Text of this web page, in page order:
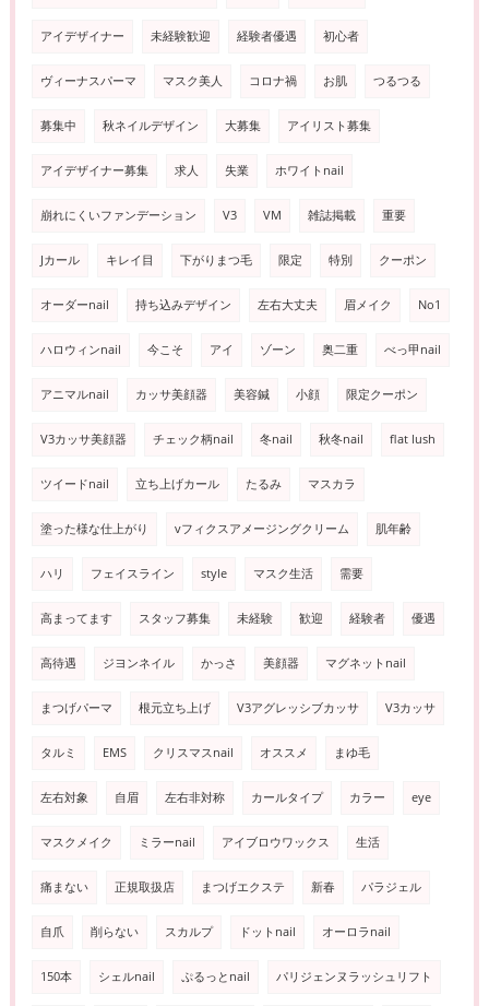
アイデザイナー 未経験歓迎 経験者優遇 初心者
ヴィーナスパーマ マスク美人 コロナ禍 お肌 つるつる
募集中 秋ネイルデザイン 大募集 アイリスト募集
アイデザイナー募集 求人 失業 ホワイトnail
崩れにくいファンデーション V3 VM 雑誌掲載 重要
Jカール キレイ目 下がりまつ毛 限定 特別 クーポン
オーダーnail 持ち込みデザイン 左右大丈夫 眉メイク No1
ハロウィンnail 今こそ アイ ゾーン 奥二重 べっ甲nail
アニマルnail カッサ美顔器 美容鍼 小顔 限定クーポン
V3カッサ美顔器 チェック柄nail 冬nail 秋冬nail flat lush
ツイードnail 立ち上げカール たるみ マスカラ
塗った様な仕上がり vフィクスアメージングクリーム 肌年齢
ハリ フェイスライン style マスク生活 需要
高まってます スタッフ募集 未経験 歓迎 経験者 優遇
高待遇 ジヨンネイル かっさ 美顔器 マグネットnail
まつげパーマ 根元立ち上げ V3アグレッシブカッサ V3カッサ
タルミ EMS クリスマスnail オススメ まゆ毛
左右対象 自眉 左右非対称 カールタイプ カラー eye
マスクメイク ミラーnail アイブロウワックス 生活
痛まない 正規取扱店 まつげエクステ 新春 パラジェル
自爪 削らない スカルプ ドットnail オーロラnail
150本 シェルnail ぷるっとnail パリジェンヌラッシュリフト